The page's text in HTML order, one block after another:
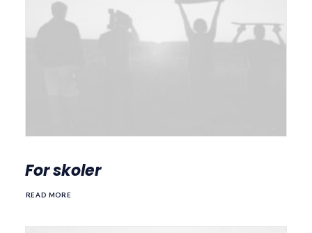
For skoler
READ MORE